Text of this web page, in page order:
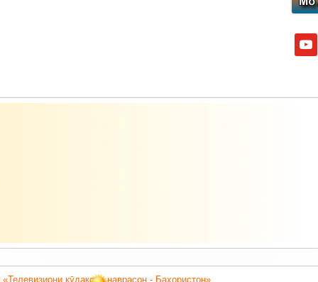
кӯдакону наврасон - Баҳористон».